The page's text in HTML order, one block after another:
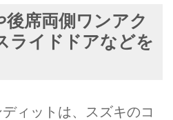
後席両側ワンアク
ライドドアなどを
ィットは、スズキのコ